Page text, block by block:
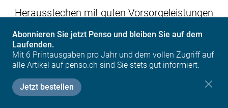
Abonnieren Sie jetzt Penso und bleiben Sie auf dem
Laufenden.
Mit 6 Printausgaben pro Jahr und dem vollen Zugriff auf
alle Artikel auf penso.ch sind Sie stets gut informiert.
Jetzt bestellen
Herausstechen mit guten Vorsorgeleistungen
Neue Arbeitswelten
Weitere Dossiers